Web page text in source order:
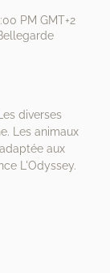
PM GMT+2
diverses
Les animaux
aux
L'Odyssey.